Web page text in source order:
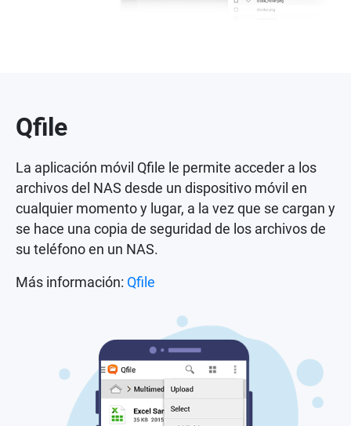
Qfile
La aplicación móvil Qfile le permite acceder a los
archivos del NAS desde un dispositivo móvil en
cualquier momento y lugar, a la vez que se cargan y
se hace una copia de seguridad de los archivos de
su teléfono en un NAS.
Más información: Qfile